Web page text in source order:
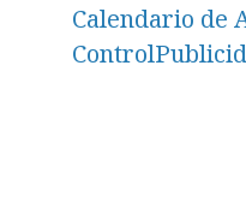
Calendario de